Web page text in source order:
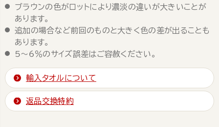
ブラウンの色がロットにより濃淡の違いが大きいことが
あります。
追加の場合など前回のものと大きく色の差が出ることも
あります。
5～6％のサイズ誤差はご容赦ください。
輸入タオルについて
返品交換特約